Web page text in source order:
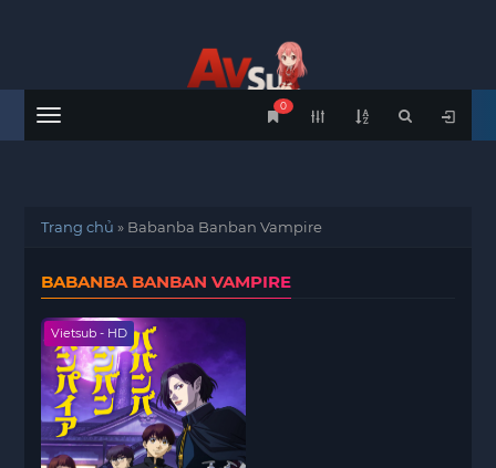
Menu
0
Trang chủ » Babanba Banban Vampire
BABANBA BANBAN VAMPIRE
Vietsub - HD